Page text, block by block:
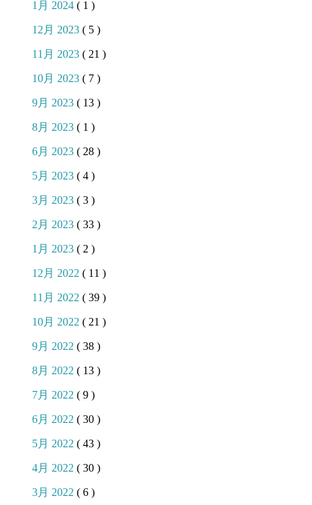
1月 2024 ( 1 )
12月 2023 ( 5 )
11月 2023 ( 21 )
10月 2023 ( 7 )
9月 2023 ( 13 )
8月 2023 ( 1 )
6月 2023 ( 28 )
5月 2023 ( 4 )
3月 2023 ( 3 )
2月 2023 ( 33 )
1月 2023 ( 2 )
12月 2022 ( 11 )
11月 2022 ( 39 )
10月 2022 ( 21 )
9月 2022 ( 38 )
8月 2022 ( 13 )
7月 2022 ( 9 )
6月 2022 ( 30 )
5月 2022 ( 43 )
4月 2022 ( 30 )
3月 2022 ( 6 )